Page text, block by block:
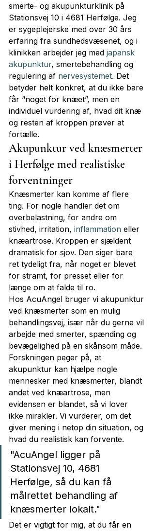
smerte- og akupunkturklinik på
Stationsvej 10 i 4681 Herfølge. Jeg
er sygeplejerske med over 30 års
erfaring fra sundhedsvæsenet, og i
klinikken arbejder jeg med japansk
akupunktur, smertebehandling og
regulering af nervesystemet. Det
betyder helt konkret, at du ikke bare
får “noget for knæet”, men en
individuel vurdering af, hvad dit knæ
og resten af kroppen prøver at
fortælle.
Akupunktur ved knæsmerter
i Herfølge med realistiske
forventninger
Knæsmerter kan komme af flere
ting. For nogle handler det om
overbelastning, for andre om
stivhed, irritation, inflammation eller
knæartrose. Kroppen er sjældent
dramatisk for sjov. Den siger bare
ret tydeligt fra, når noget er blevet
for stramt, for presset eller for
længe om at falde til ro.
Hos AcuAngel bruger vi akupunktur
ved knæsmerter som en mulig
behandlingsvej, især når du gerne vil
arbejde med smerter, spænding og
bevægelighed på en skånsom måde.
Forskningen peger på, at
akupunktur kan hjælpe nogle
mennesker med knæsmerter, blandt
andet ved knæartrose, men
evidensen er blandet, så vi lover
ikke mirakler. Vi vurderer, om det
giver mening i netop din situation, og
hvad du realistisk kan forvente.
"AcuAngel ligger på
Stationsvej 10, 4681
Herfølge, så du kan få
målrettet behandling af
knæsmerter lokalt."
Det er vigtigt for mig, at du får en